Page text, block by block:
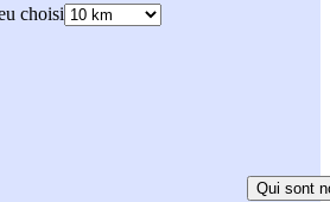
choisi
Qui sont